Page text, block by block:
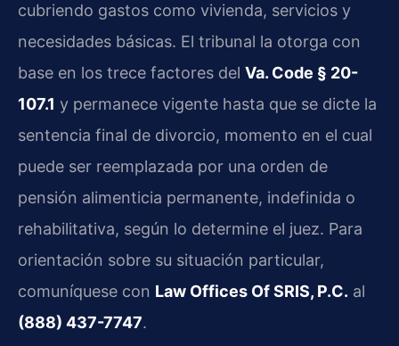
cubriendo gastos como vivienda, servicios y
necesidades básicas. El tribunal la otorga con
base en los trece factores del Va. Code § 20-
107.1 y permanece vigente hasta que se dicte la
sentencia final de divorcio, momento en el cual
puede ser reemplazada por una orden de
pensión alimenticia permanente, indefinida o
rehabilitativa, según lo determine el juez. Para
orientación sobre su situación particular,
comuníquese con Law Offices Of SRIS, P.C. al
(888) 437-7747.